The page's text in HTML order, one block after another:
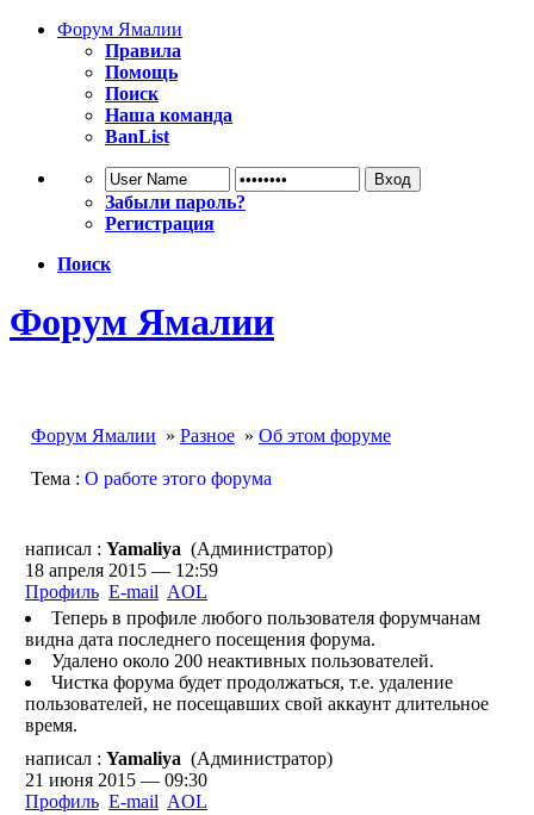
Форум Ямалии
Правила
Помощь
Поиск
Наша команда
BanList
Забыли пароль?
Регистрация
Поиск
Форум Ямалии
Форум Ямалии » Разное » Об этом форуме
Тема : О работе этого форума
написал : Yamaliya (Администратор)
18 апреля 2015 — 12:59
Профиль E-mail AOL
Теперь в профиле любого пользователя форумчанам
видна дата последнего посещения форума.
Удалено около 200 неактивных пользователей.
Чистка форума будет продолжаться, т.е. удаление
пользователей, не посещавших свой аккаунт длительное
время.
написал : Yamaliya (Администратор)
21 июня 2015 — 09:30
Профиль E-mail AOL